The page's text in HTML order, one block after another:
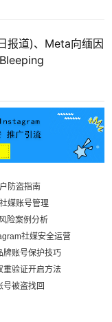
报道)、Meta向缅因
防盗指南
媒账号管理
险案例分析
社媒安全运营
牌账号保护技巧
重验证开启方法
号被盗找回